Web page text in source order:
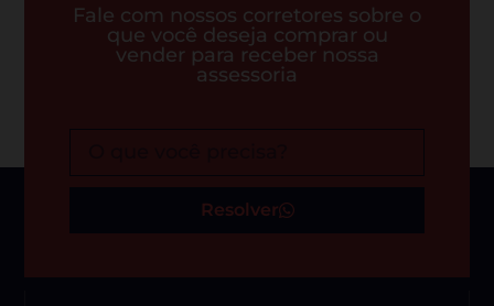
Fale com nossos corretores sobre o
que você deseja comprar ou
vender para receber nossa
assessoria
Resolver